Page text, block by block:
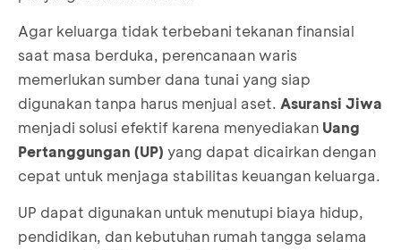
Agar keluarga tidak terbebani tekanan finansial
saat masa berduka, perencanaan waris
memerlukan sumber dana tunai yang siap
digunakan tanpa harus menjual aset. Asuransi Jiwa
menjadi solusi efektif karena menyediakan Uang
Pertanggungan (UP) yang dapat dicairkan dengan
cepat untuk menjaga stabilitas keuangan keluarga.
UP dapat digunakan untuk menutupi biaya hidup,
pendidikan, dan kebutuhan rumah tangga selama